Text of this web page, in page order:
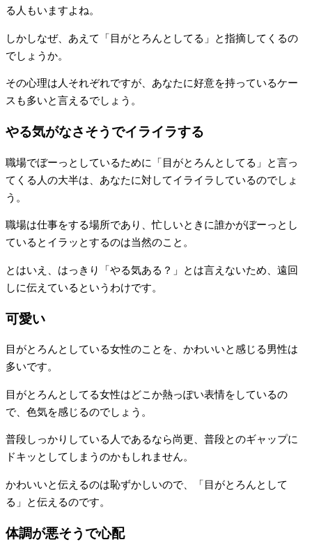
る人もいますよね。
しかしなぜ、あえて「目がとろんとしてる」と指摘してくるの
でしょうか。
その心理は人それぞれですが、あなたに好意を持っているケー
スも多いと言えるでしょう。
やる気がなさそうでイライラする
職場でぼーっとしているために「目がとろんとしてる」と言っ
てくる人の大半は、あなたに対してイライラしているのでしょ
う。
職場は仕事をする場所であり、忙しいときに誰かがぼーっとし
ているとイラッとするのは当然のこと。
とはいえ、はっきり「やる気ある？」とは言えないため、遠回
しに伝えているというわけです。
可愛い
目がとろんとしている女性のことを、かわいいと感じる男性は
多いです。
目がとろんとしてる女性はどこか熱っぽい表情をしているの
で、色気を感じるのでしょう。
普段しっかりしている人であるなら尚更、普段とのギャップに
ドキッとしてしまうのかもしれません。
かわいいと伝えるのは恥ずかしいので、「目がとろんとして
る」と伝えるのです。
体調が悪そうで心配